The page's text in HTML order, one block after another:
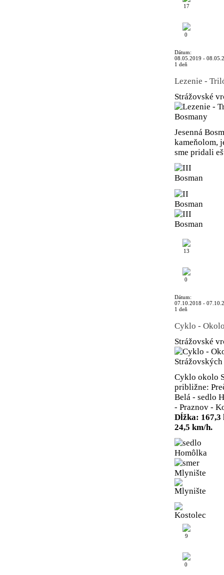
17
0
Dátum:
08.05.2019 -
1 deň
Lezenie -
Strážovské
Jesenná
kameňolom,
sme pridali
13
0
Dátum:
07.10.2018 -
1 deň
Cyklo -
Strážovské
Cyklo okolo
približne:
Belá - sedlo
- Praznov -
Dĺžka: 167,3
24,5 km/h.
9
0